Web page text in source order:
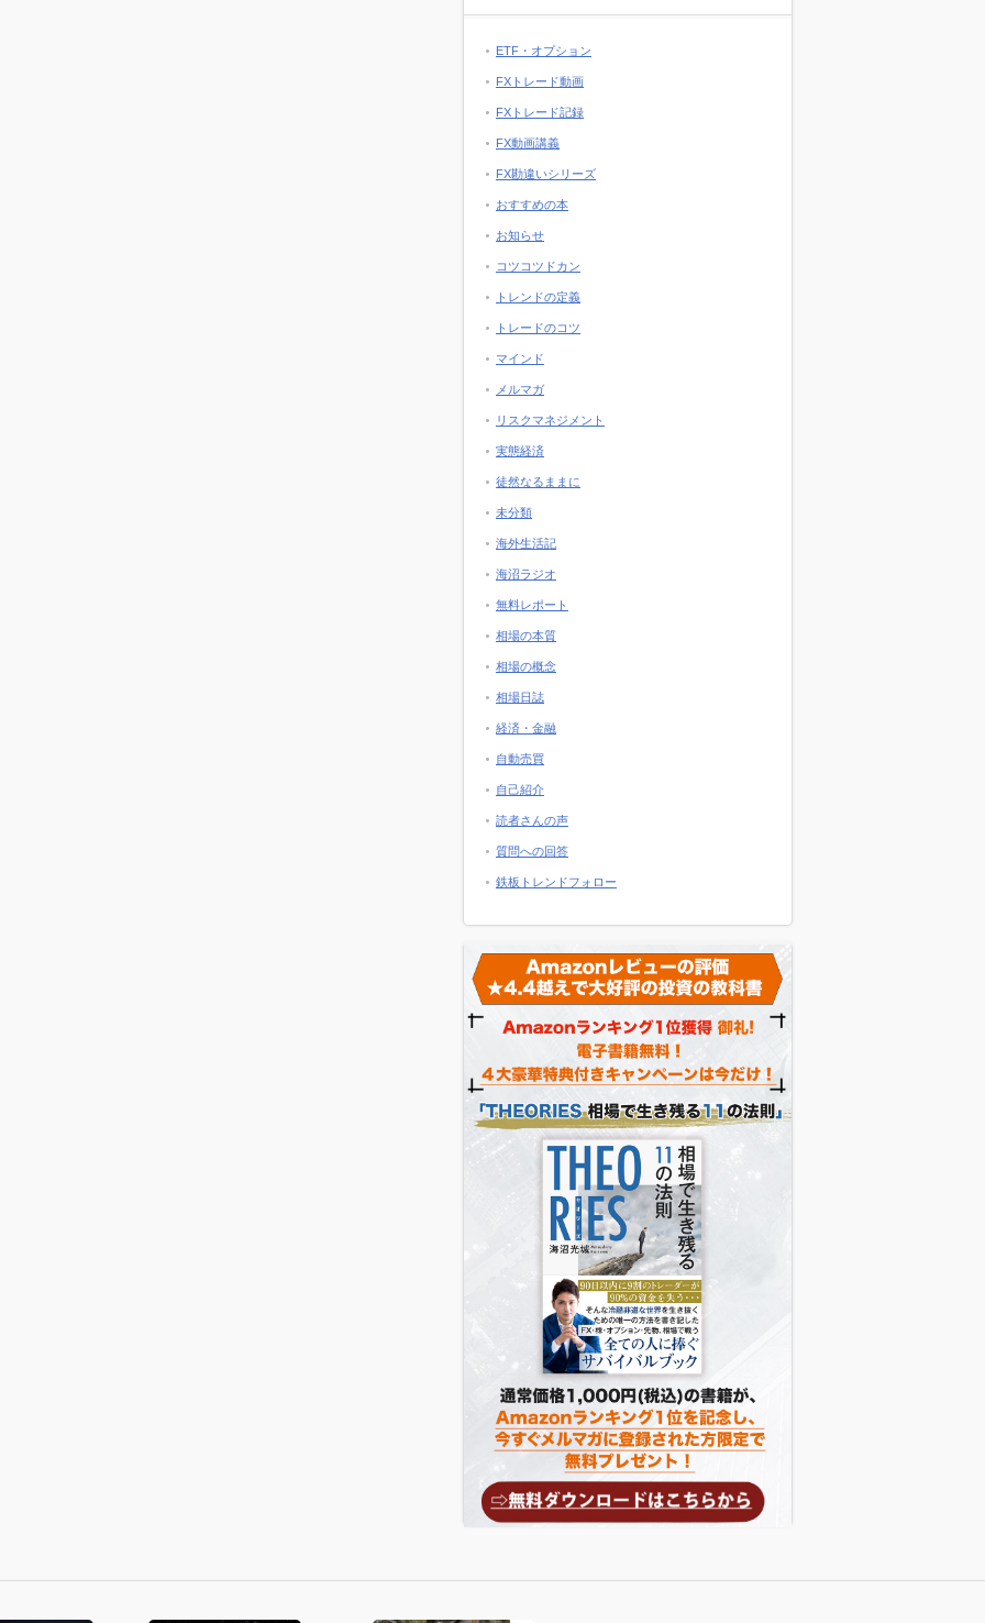
ETF・オプション
FXトレード動画
FXトレード記録
FX動画講義
FX勘違いシリーズ
おすすめの本
お知らせ
コツコツドカン
トレンドの定義
トレードのコツ
マインド
メルマガ
リスクマネジメント
実態経済
徒然なるままに
未分類
海外生活記
海沼ラジオ
無料レポート
相場の本質
相場の概念
相場日誌
経済・金融
自動売買
自己紹介
読者さんの声
質問への回答
鉄板トレンドフォロー